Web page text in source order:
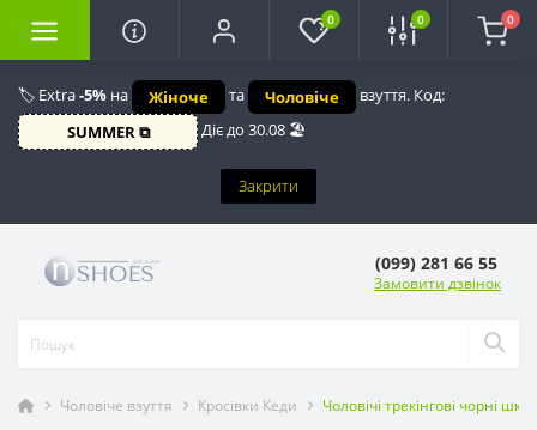
🏷️ Extra-5% на Жіноче та Чоловіче
взуття. Код:
SUMMER ⧉
Діє до 30.08 🏖️
Закрити
0 0 0
(099) 281 66 55
Замовити дзвінок
Чоловіче взуття Кросівки Кеди Чоловічі трекінгові чорні